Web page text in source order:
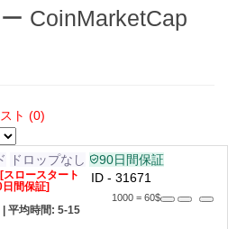
CoinMarketCap
ト (0)
ドロップなし 90日間保証
ロースタート
日間保証]
平均時間: 5-15
ID - 31671
1000 = 60$